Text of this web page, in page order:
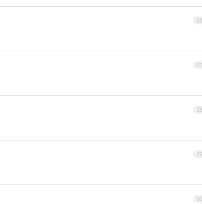
26
27
28
29
30